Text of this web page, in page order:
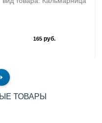
165руб.
ТОВАРЫ